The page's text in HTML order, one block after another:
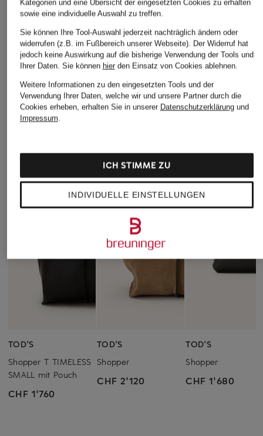
TOD'S
Shopper T TIMELESS
SMALL mit Pouch
CHF 1'760
TOD'S
Shopper
CHF 2'120
TOD'S
Shopper
CHF 1'680
Kategorien und eine Übersicht der eingesetzten Cookies zu erhalten
sowie eine individuelle Auswahl zu treffen.
Sie können Ihre Tool-Auswahl jederzeit nachträglich ändern oder
widerrufen (z.B. im Fußbereich unserer Webseite). Der Widerruf hat
jedoch keine Auswirkung auf die bisherige Verwendung der Tools und
Ihrer Daten. Sie können hierden Einsatz von Cookies ablehnen.
Weitere Informationen zu den eingesetzten Tools und der
Verwendung Ihrer Daten, welche wir und unsere Partner durch die
Cookies erheben, erhalten Sie in unserer Datenschutzerklärungund
Impressum.
INDIVIDUELLE EINSTELLUNGEN
ICH STIMME ZU